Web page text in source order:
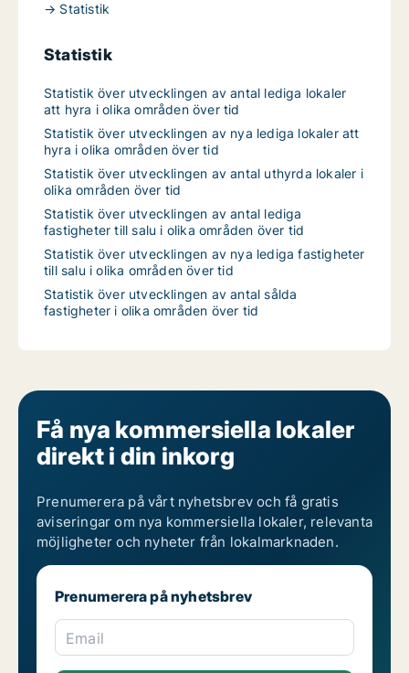
→ Statistik
Statistik
Statistik över utvecklingen av antal lediga lokaler
att hyra i olika områden över tid
Statistik över utvecklingen av nya lediga lokaler att
hyra i olika områden över tid
Statistik över utvecklingen av antal uthyrda lokaler i
olika områden över tid
Statistik över utvecklingen av antal lediga
fastigheter till salu i olika områden över tid
Statistik över utvecklingen av nya lediga fastigheter
till salu i olika områden över tid
Statistik över utvecklingen av antal sålda
fastigheter i olika områden över tid
Få nya kommersiella lokaler
direkt i din inkorg
Prenumerera på vårt nyhetsbrev och få gratis
aviseringar om nya kommersiella lokaler, relevanta
möjligheter och nyheter från lokalmarknaden.
Prenumerera på nyhetsbrev
Email